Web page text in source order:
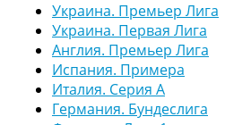
Украина. Премьер Лига
Украина. Первая Лига
Англия. Премьер Лига
Испания. Примера
Италия. Серия А
Германия. Бундеслига